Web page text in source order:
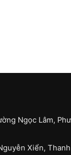
Ngọc Lâm,
Xiển,